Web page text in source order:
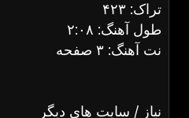
تراک: ۴۲۳
طول آهنگ: ۲:۰۸
نت آهنگ: ۳ صفحه
نیاز / سایت های دیگر